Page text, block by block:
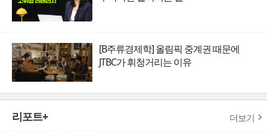
[B주류경제학] 올림픽 중계권 때문에
JTBC가 휘청거리는 이유
리포트+ 더보기